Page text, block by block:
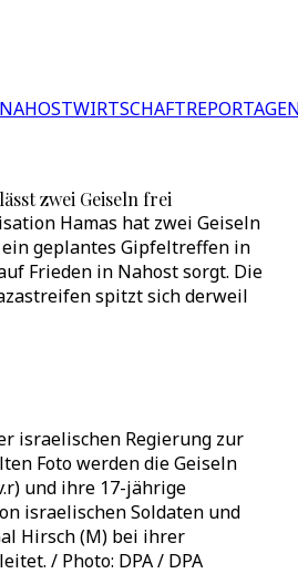
NAHOSTWIRTSCHAFT
zwei Geiseln frei
Hamas hat zwei Geiseln
geplantes Gipfeltreffen in
Frieden in Nahost sorgt. Die
spitzt sich derweil
israelischen Regierung zur
Foto werden die Geiseln
und ihre 17-jährige
israelischen Soldaten und
Hirsch (M) bei ihrer
/ Photo: DPA / DPA